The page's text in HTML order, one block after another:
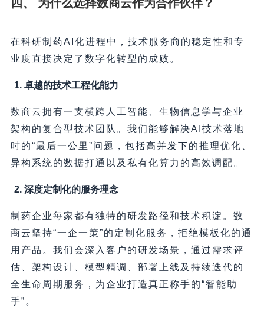
四、 为什么选择数商云作为合作伙伴？
在科研制药AI化进程中，技术服务商的稳定性和专
业度直接决定了数字化转型的成败。
1. 卓越的技术工程化能力
数商云拥有一支横跨人工智能、生物信息学与企业
架构的复合型技术团队。我们能够解决AI技术落地
时的“最后一公里”问题，包括高并发下的推理优化、
异构系统的数据打通以及私有化算力的高效调配。
2. 深度定制化的服务理念
制药企业每家都有独特的研发路径和技术积淀。数
商云坚持“一企一策”的定制化服务，拒绝模板化的通
用产品。我们会深入客户的研发场景，通过需求评
估、架构设计、模型精调、部署上线及持续迭代的
全生命周期服务，为企业打造真正称手的“智能助
手”。